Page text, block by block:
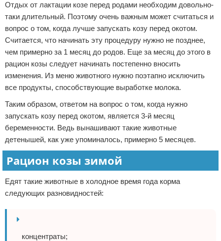
Отдых от лактации козе перед родами необходим довольно-
таки длительный. Поэтому очень важным может считаться и
вопрос о том, когда лучше запускать козу перед окотом.
Считается, что начинать эту процедуру нужно не позднее,
чем примерно за 1 месяц до родов. Еще за месяц до этого в
рацион козы следует начинать постепенно вносить
изменения. Из меню животного нужно поэтапно исключить
все продукты, способствующие выработке молока.
Таким образом, ответом на вопрос о том, когда нужно
запускать козу перед окотом, является 3-й месяц
беременности. Ведь вынашивают такие животные
детенышей, как уже упоминалось, примерно 5 месяцев.
Рацион козы зимой
Едят такие животные в холодное время года корма
следующих разновидностей:
концентраты;